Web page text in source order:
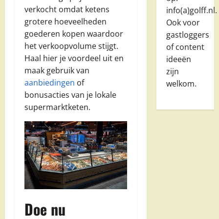
verkocht omdat ketens
grotere hoeveelheden
goederen kopen waardoor
het verkoopvolume stijgt.
Haal hier je voordeel uit en
maak gebruik van
aanbiedingen of
bonusacties van je lokale
supermarktketen.
Doe nu
info(a)golff.nl.
Ook voor
gastloggers
of content
ideeën
zijn
welkom.